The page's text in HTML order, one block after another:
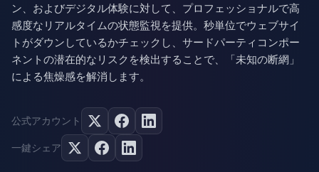
ン、およびデジタル体験に対して、プロフェッショナルで高
感度なリアルタイムの状態監視を提供。秒単位でウェブサイ
トがダウンしているかチェックし、サードパーティコンポー
ネントの潜在的なリスクを検出することで、「未知の断網」
による焦燥感を解消します。
公式アカウント
一鍵シェア